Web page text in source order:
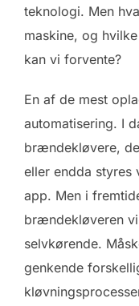
teknologi. Men
maskine, og
kan vi forvente?
En af de mest
automatisering. I
brændekløvere,
eller endda
app. Men i
brændekløveren
selvkørende.
genkende